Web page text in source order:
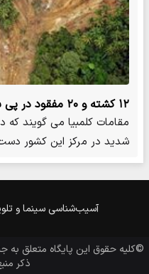
۱۲ کشته و ۲۰ مفقود در پی بارندگی فصلی
مقامات کلمبیا می گویند که
هم…
آسیب‌شناسی سینما و
©کلیه حقوق این پایگاه متعلق به
ذکر